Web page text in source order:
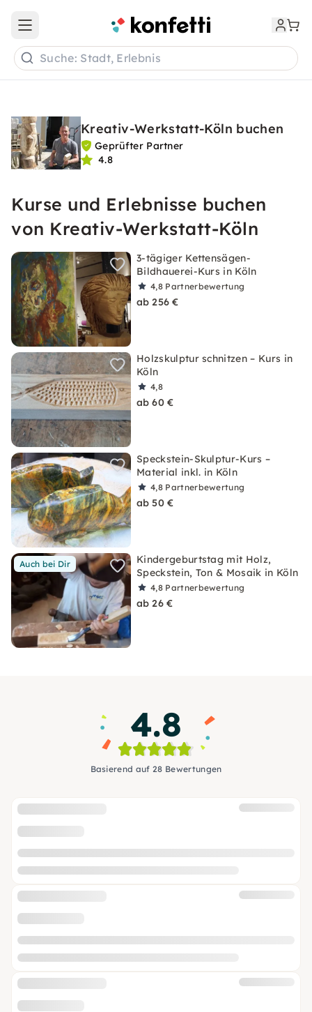
Open main menu
Suche: Stadt, Erlebnis
Kreativ-Werkstatt-Köln buchen
Geprüfter Partner
4.8
Kurse und Erlebnisse buchen
von Kreativ-Werkstatt-Köln
3-tägiger Kettensägen-
Bildhauerei-Kurs in Köln
4,8 Partnerbewertung
ab 256 €
Holzskulptur schnitzen – Kurs in
Köln
4,8
ab 60 €
Speckstein-Skulptur-Kurs –
Material inkl. in Köln
4,8 Partnerbewertung
ab 50 €
Auch bei Dir
Kindergeburtstag mit Holz,
Speckstein, Ton & Mosaik in Köln
4,8 Partnerbewertung
ab 26 €
4.8
Basierend auf 28 Bewertungen